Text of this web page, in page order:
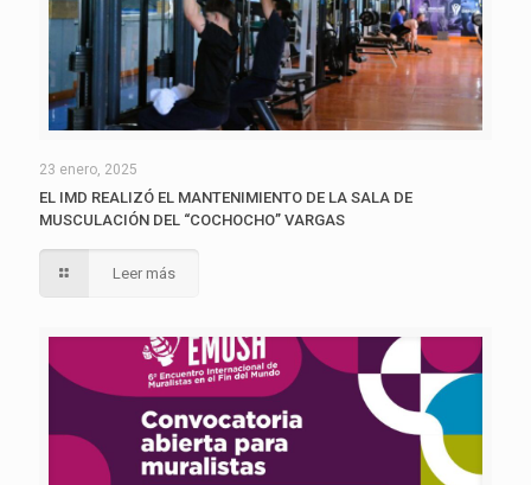
23 enero, 2025
EL IMD REALIZÓ EL MANTENIMIENTO DE LA SALA DE
MUSCULACIÓN DEL “COCHOCHO” VARGAS
Leer más